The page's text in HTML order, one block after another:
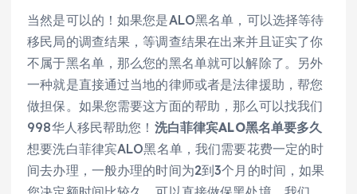
当然是可以的！如果您是ALO黑名单，可以选择等待
移民局的调查结果，等调查结果在出来并且证实了你
不属于黑名单，那么您的黑名单就可以解除了。另外
一种就是直接通过当地的律师或者是法律援助，帮您
做担保。如果您需要这方面的帮助，那么可以找我们
998华人移民帮助您！ 洗白菲律宾ALO黑名单要多久
想要洗白菲律宾ALO黑名单，我们需要花费一定的时
间去办理，一般办理的时间为2到3个月的时间，如果